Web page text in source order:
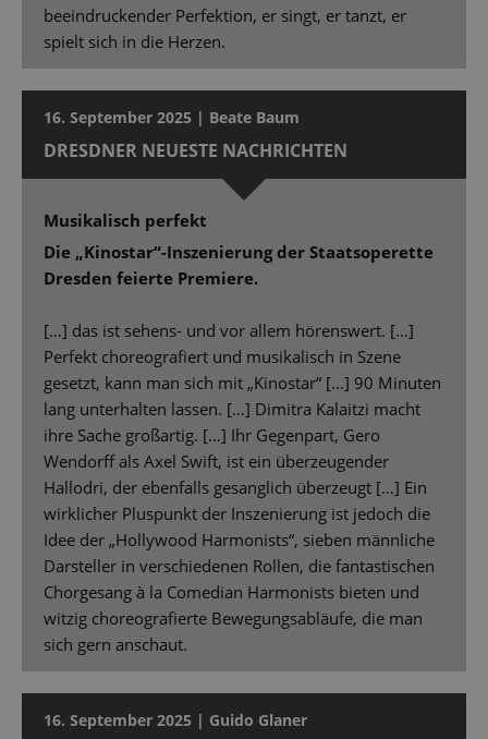
beeindruckender Perfektion, er singt, er tanzt, er
spielt sich in die Herzen.
16. September 2025 | Beate Baum
DRESDNER NEUESTE NACHRICHTEN
Musikalisch perfekt
Die „Kinostar“-Inszenierung der Staatsoperette
Dresden feierte Premiere.
[…] das ist sehens- und vor allem hörenswert. […]
Perfekt choreografiert und musikalisch in Szene
gesetzt, kann man sich mit „Kinostar“ [...] 90 Minuten
lang unterhalten lassen. […] Dimitra Kalaitzi macht
ihre Sache großartig. […] Ihr Gegenpart, Gero
Wendorff als Axel Swift, ist ein überzeugender
Hallodri, der ebenfalls gesanglich überzeugt […] Ein
wirklicher Pluspunkt der Inszenierung ist jedoch die
Idee der „Hollywood Harmonists“, sieben männliche
Darsteller in verschiedenen Rollen, die fantastischen
Chorgesang à la Comedian Harmonists bieten und
witzig choreografierte Bewegungsabläufe, die man
sich gern anschaut.
16. September 2025 | Guido Glaner